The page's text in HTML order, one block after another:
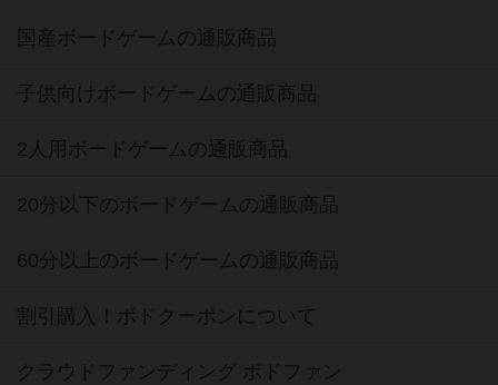
国産ボードゲームの通販商品
子供向けボードゲームの通販商品
2人用ボードゲームの通販商品
20分以下のボードゲームの通販商品
60分以上のボードゲームの通販商品
割引購入！ボドクーポンについて
クラウドファンディング ボドファン